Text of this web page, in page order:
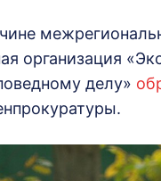
организация
делу»